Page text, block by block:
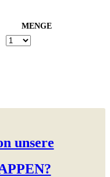
MENGE
unsere